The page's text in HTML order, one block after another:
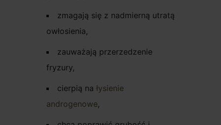
zmagają się z nadmierną utratą
owłosienia,
zauważają przerzedzenie
fryzury,
cierpią na łysienie
androgenowe,